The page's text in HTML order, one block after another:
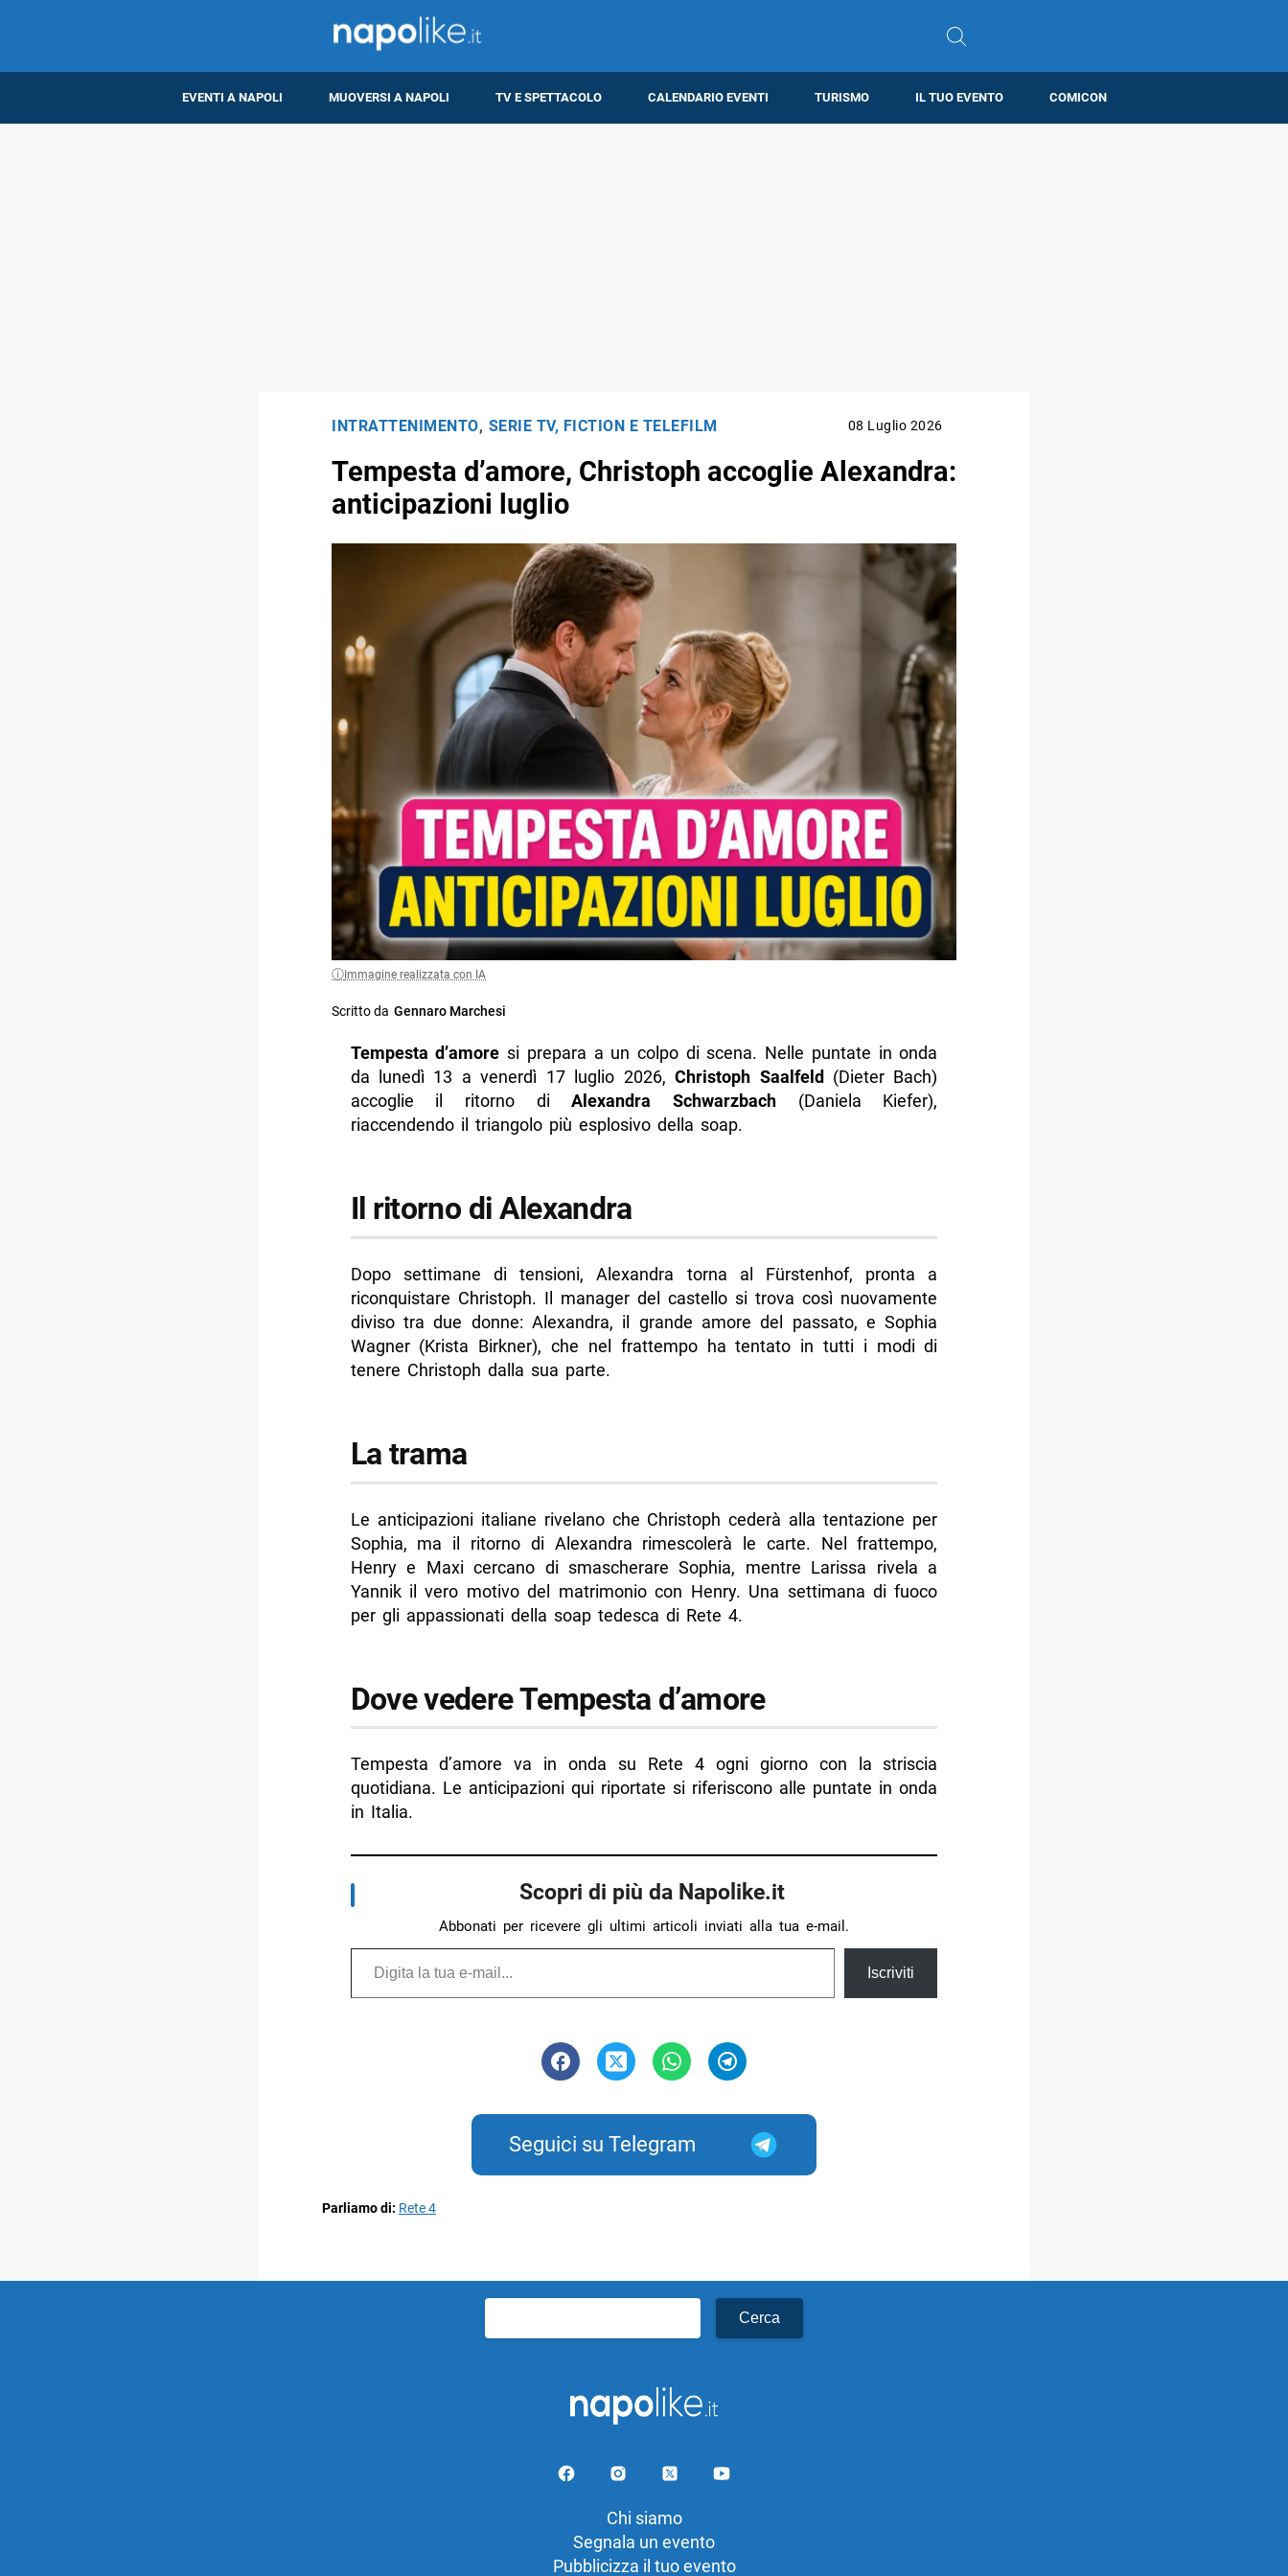
EVENTI A NAPOLI MUOVERSI A NAPOLI TV E SPETTACOLO CALENDARIO EVENTI TURISMO IL TUO EVENTO COMICON
INTRATTENIMENTO, SERIE TV, FICTION E TELEFILM 08 Luglio 2026
Tempesta d’amore, Christoph accoglie Alexandra:
anticipazioni luglio
Immagine realizzata con IA
Scritto da Gennaro Marchesi
Tempesta d’amore si prepara a un colpo di scena. Nelle puntate in onda
da lunedì 13 a venerdì 17 luglio 2026,Christoph Saalfeld
(Dieter Bach)
accoglie il ritorno diAlexandra Schwarzbach (Daniela Kiefer),
riaccendendo il triangolo più esplosivo della soap.
Il ritorno di Alexandra
Dopo settimane di tensioni, Alexandra torna al Fürstenhof, pronta a
riconquistare Christoph. Il manager del castello si trova così nuovamente
diviso tra due donne: Alexandra, il grande amore del passato, e Sophia
Wagner (Krista Birkner), che nel frattempo ha tentato in tutti i modi di
tenere Christoph dalla sua parte.
La trama
Le anticipazioni italiane rivelano che Christoph cederà alla tentazione per
Sophia, ma il ritorno di Alexandra rimescolerà le carte. Nel frattempo,
Henry e Maxi cercano di smascherare Sophia, mentre Larissa rivela a
Yannik il vero motivo del matrimonio con Henry. Una settimana di fuoco
per gli appassionati della soap tedesca di Rete 4.
Dove vedere Tempesta d’amore
Tempesta d’amore va in onda su Rete 4 ogni giorno con la striscia
quotidiana. Le anticipazioni qui riportate si riferiscono alle puntate in onda
in Italia.
Scopri di più da Napolike.it
Abbonati per ricevere gli ultimi articoli inviati alla tua e-mail.
Digita la tua e-mail...
Iscriviti
Seguici su Telegram
Parliamo di: Rete 4
per:
Chi siamo
Segnala un evento
Pubblicizza il tuo evento